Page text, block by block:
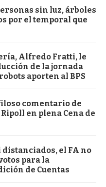
sin luz, árboles
por el temporal que
Alfredo Fratti, le
de la jornada
aporten al BPS
comentario de
en plena Cena de
el FA no
para la
de Cuentas